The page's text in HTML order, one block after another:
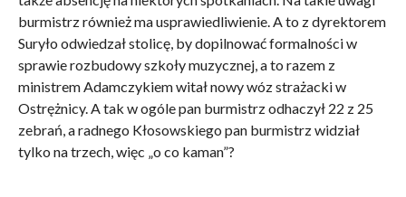
burmistrz również ma usprawiedliwienie. A to z dyrektorem
Suryło odwiedzał stolicę, by dopilnować formalności w
sprawie rozbudowy szkoły muzycznej, a to razem z
ministrem Adamczykiem witał nowy wóz strażacki w
Ostrężnicy. A tak w ogóle pan burmistrz odhaczył 22 z 25
zebrań, a radnego Kłosowskiego pan burmistrz widział
tylko na trzech, więc „o co kaman”?